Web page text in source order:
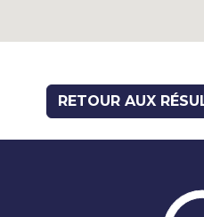
RETOUR AUX